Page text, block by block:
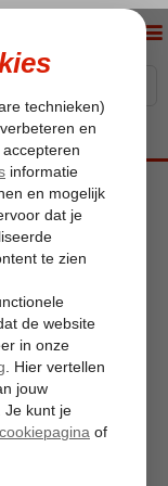
denken. En
Inclusive hotel, is
uitgebreid aanbod